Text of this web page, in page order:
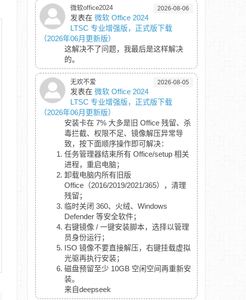
微软office2024 2026-08-06
发表在 微软 Office 2024
LTSC 专业增强版，正式版下载
（2026年06月更新版）
这解决不了问题，我最后是这样解决
的。
无欢不爱 2026-08-05
发表在 微软 Office 2024
LTSC 专业增强版，正式版下载
（2026年06月更新版）
安装卡在 7% 大多是旧 Office 残留、杀
毒拦截、权限不足、镜像解压异常导
致，按下面顺序操作即可解决：
任务管理器结束所有 Office/setup 相关
进程，重启电脑；
卸载电脑内所有旧版
Office（2016/2019/2021/365），清理
残留；
临时关闭 360、火绒、Windows
Defender 等安全软件；
右键镜像 / 一键安装脚本，选择以管理
员身份运行；
ISO 镜像不要直接解压，右键挂载虚拟
光驱再执行安装；
磁盘预留至少 10GB 空闲空间再重新安
装。
来自deepseek